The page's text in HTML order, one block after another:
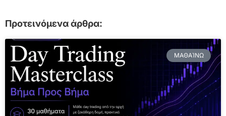
Προτεινόμενα άρθρα:
ΜΑΘΑΊΝΩ